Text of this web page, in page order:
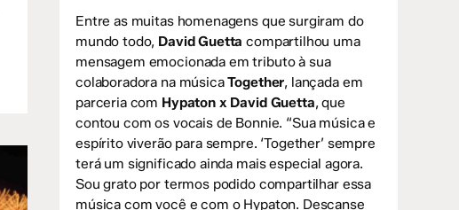
Entre as muitas homenagens que surgiram do
mundo todo, David Guetta compartilhou uma
mensagem emocionada em tributo à sua
colaboradora na músicaTogether, lançada em
parceria com Hypaton x David Guetta, que
contou com os vocais de Bonnie. “Sua música e
espírito viverão para sempre. ‘Together’ sempre
terá um significado ainda mais especial agora.
Sou grato por termos podido compartilhar essa
música com você e com o Hypaton. Descanse